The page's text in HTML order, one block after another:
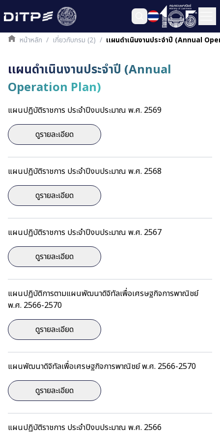
หน้าหลัก / เกี่ยวกับกรม (2) / เเผนดำเนินงานประจำปี (Annual
เเผนดำเนินงานประจำปี (Annual
Operation Plan)
แผนปฏิบัติราชการ ประจำปีงบประมาณ พ.ศ. 2569
ดูรายละเอียด
แผนปฏิบัติราชการ ประจำปีงบประมาณ พ.ศ. 2568
ดูรายละเอียด
แผนปฏิบัติราชการ ประจำปีงบประมาณ พ.ศ. 2567
ดูรายละเอียด
แผนปฏิบัติการตามแผนพัฒนาดิจิทัลเพื่อเศรษฐกิจการพาณิชย์
พ.ศ. 2566-2570
ดูรายละเอียด
แผนพัฒนาดิจิทัลเพื่อเศรษฐกิจการพาณิชย์ พ.ศ. 2566-2570
ดูรายละเอียด
แผนปฏิบัติราชการ ประจำปีงบประมาณ พ.ศ. 2566